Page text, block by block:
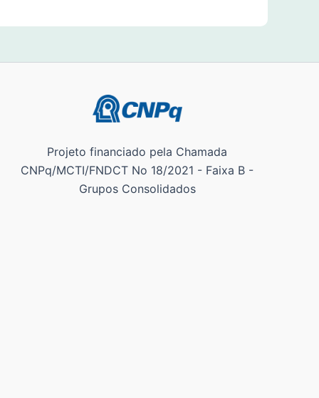
Projeto financiado pela Chamada
CNPq/MCTI/FNDCT No 18/2021 - Faixa B -
Grupos Consolidados